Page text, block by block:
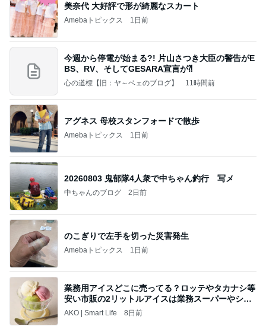
美奈代 大好評で形が綺麗なスカート
Amebaトピックス 1日前
今週から停電が始まる?! 片山さつき大臣の警告がE
BS、RV、そしてGESARA宣言が⁈
心の道標【旧：ヤ～ベェのブログ】 11時間前
アグネス 母校スタンフォードで散歩
Amebaトピックス 1日前
20260803 鬼郁隊4人衆で中ちゃん釣行 写メ
中ちゃんのブログ 2日前
のこぎりで左手を切った災害発生
Amebaトピックス 1日前
業務用アイスどこに売ってる？ロッテやタカナシ等
安い市販の2リットルアイスは業務スーパーやシャ
トレ
AKO | Smart Life 8日前